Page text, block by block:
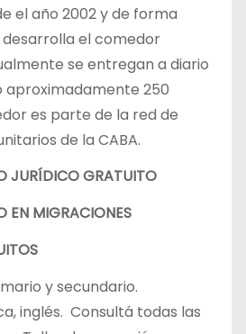
el año 2002 y de forma
el comedor
se entregan a diario
aproximadamente 250
es parte de la red de
de la CABA.
JURÍDICO GRATUITO
EN MIGRACIONES
y secundario.
inglés. Consultá todas las